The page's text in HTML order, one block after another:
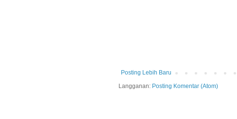
Posting Lebih Baru
Langganan: Posting Komentar (Atom)